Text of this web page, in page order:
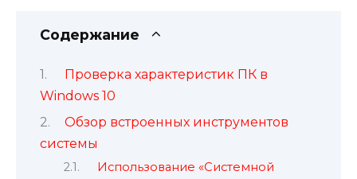
Содержание
Проверка характеристик ПК в
Windows 10
Обзор встроенных инструментов
системы
Использование «Системной